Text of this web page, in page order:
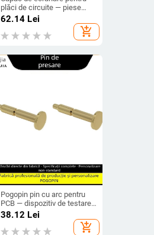
plăci de circuite — piese
metalice ștanțate
62.14 Lei
add_shopping_cart
Pogopin pin cu arc pentru
PCB — dispozitiv de testare
industrial, sonde
conductoare din oțel
inoxidabil
38.12 Lei
add_shopping_cart